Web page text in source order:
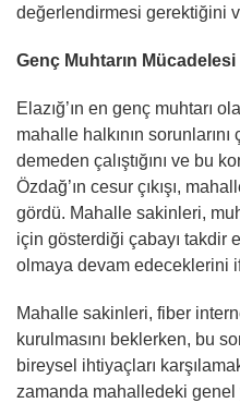
değerlendirmesi gerektiğini
Genç Muhtarın Mücadelesi
Elazığ’ın en genç muhtarı
mahalle halkının
demeden çalıştığını ve bu
Özdağ’ın cesur çıkışı,
gördü. Mahalle sakinleri,
için gösterdiği çabayı takdir
olmaya devam edeceklerini
Mahalle sakinleri, fiber
kurulmasını beklerken, bu
bireysel ihtiyaçları
zamanda mahalledeki